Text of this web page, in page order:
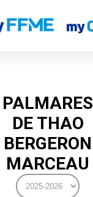
Classements
PALMARES
DE THAO
BERGERON
MARCEAU